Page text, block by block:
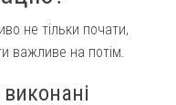
не тільки почати,
важливе на потім.